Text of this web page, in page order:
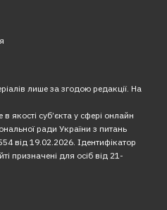
лише за згодою редакції. На
якості суб’єкта у сфері онлайн
ради України з питань
від 19.02.2026. Ідентифікатор
призначені для осіб від 21-